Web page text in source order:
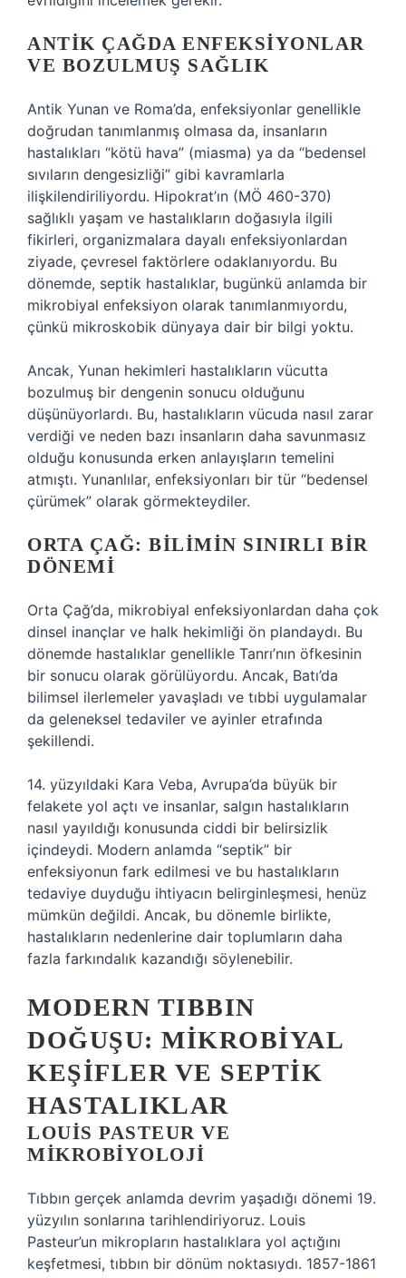
ANTIK ÇAĞDA ENFEKSIYONLAR
VE BOZULMUŞ SAĞLIK
Antik Yunan ve Roma’da, enfeksiyonlar genellikle
doğrudan tanımlanmış olmasa da, insanların
hastalıkları “kötü hava” (miasma) ya da “bedensel
sıvıların dengesizliği” gibi kavramlarla
ilişkilendiriliyordu. Hipokrat’ın (MÖ 460-370)
sağlıklı yaşam ve hastalıkların doğasıyla ilgili
fikirleri, organizmalara dayalı enfeksiyonlardan
ziyade, çevresel faktörlere odaklanıyordu. Bu
dönemde, septik hastalıklar, bugünkü anlamda bir
mikrobiyal enfeksiyon olarak tanımlanmıyordu,
çünkü mikroskobik dünyaya dair bir bilgi yoktu.
Ancak, Yunan hekimleri hastalıkların vücutta
bozulmuş bir dengenin sonucu olduğunu
düşünüyorlardı. Bu, hastalıkların vücuda nasıl zarar
verdiği ve neden bazı insanların daha savunmasız
olduğu konusunda erken anlayışların temelini
atmıştı. Yunanlılar, enfeksiyonları bir tür “bedensel
çürümek” olarak görmekteydiler.
ORTA ÇAĞ: BILIMIN SINIRLI BIR
DÖNEMI
Orta Çağ’da, mikrobiyal enfeksiyonlardan daha çok
dinsel inançlar ve halk hekimliği ön plandaydı. Bu
dönemde hastalıklar genellikle Tanrı’nın öfkesinin
bir sonucu olarak görülüyordu. Ancak, Batı’da
bilimsel ilerlemeler yavaşladı ve tıbbi uygulamalar
da geleneksel tedaviler ve ayinler etrafında
şekillendi.
14. yüzyıldaki Kara Veba, Avrupa’da büyük bir
felakete yol açtı ve insanlar, salgın hastalıkların
nasıl yayıldığı konusunda ciddi bir belirsizlik
içindeydi. Modern anlamda “septik” bir
enfeksiyonun fark edilmesi ve bu hastalıkların
tedaviye duyduğu ihtiyacın belirginleşmesi, henüz
mümkün değildi. Ancak, bu dönemle birlikte,
hastalıkların nedenlerine dair toplumların daha
fazla farkındalık kazandığı söylenebilir.
MODERN TIBBIN
DOĞUŞU: MIKROBIYAL
KEŞIFLER VE SEPTIK
HASTALIKLAR
LOUIS PASTEUR VE
MIKROBIYOLOJI
Tıbbın gerçek anlamda devrim yaşadığı dönemi 19.
yüzyılın sonlarına tarihlendiriyoruz. Louis
Pasteur’un mikropların hastalıklara yol açtığını
keşfetmesi, tıbbın bir dönüm noktasıydı. 1857-1861